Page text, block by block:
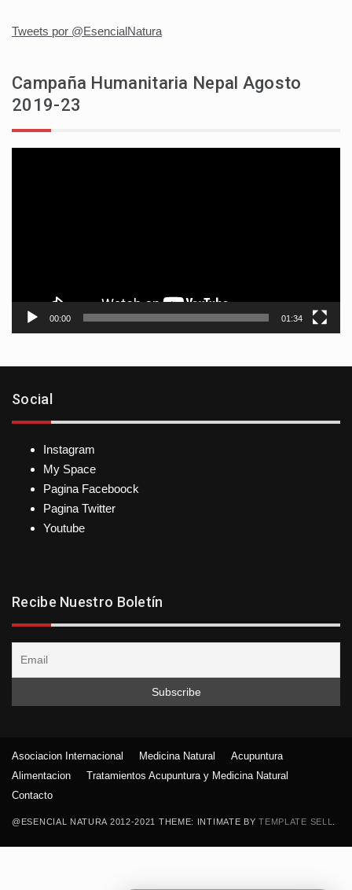
Tweets por @EsencialNatura
Campaña Humanitaria Nepal Agosto
2019-23
00:00 01:34
Social
Instagram
My Space
Pagina Faceboock
Pagina Twitter
Youtube
Recibe Nuestro Boletín
@ESENCIAL NATURA 2012-2021 THEME: INTIMATE BYTEMPLATE SELL
Asociacion Internacional Medicina Natural
Acupuntura
Alimentacion
Tratamientos Acupuntura y Medicina Natural
Contacto